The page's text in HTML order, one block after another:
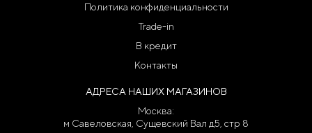
Политика конфиденциальности
Trade-in
В кредит
Контакты
АДРЕСА НАШИХ МАГАЗИНОВ
Москва:
м Савеловская, Сущевский Вал д5, стр 8